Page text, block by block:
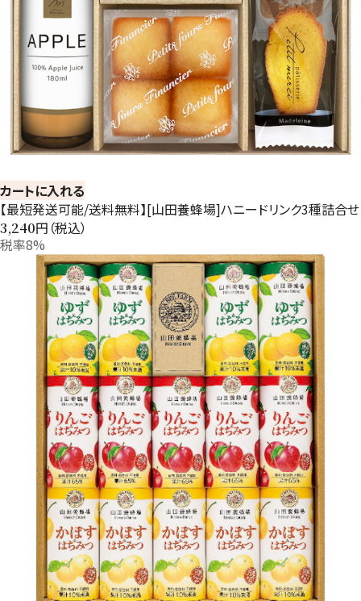
カートに入れる
【最短発送可能/送料無料】[山田養蜂場]ハニードリンク3種詰合せ
3,240円（税込）
税率8%